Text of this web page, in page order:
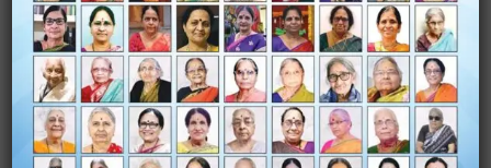
అక్షరయాన్ – తెలుగు మహిళా రచయితల ఫౌండేషన్ అక్షరయాన్ –
తెలుగు మహిళా రచయితల ఫౌండేషన్ అక్షరయాన్ – తెలుగు
మహిళా రచయితల ఫౌండేషన్